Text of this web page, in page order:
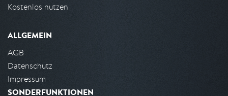
Kostenlos nutzen
ALLGEMEIN
AGB
Datenschutz
Impressum
SONDERFUNKTIONEN